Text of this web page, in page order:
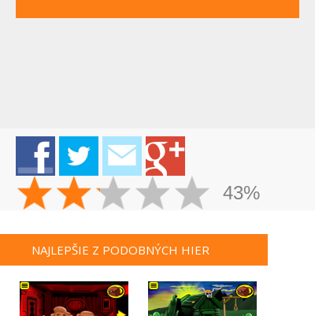
43%
NAJLEPŠIE Z PODOBNÝCH HIER